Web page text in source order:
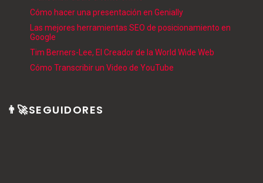
Cómo hacer una presentación en Genially
Las mejores herramientas SEO de posicionamiento en
Google
Tim Berners-Lee, El Creador de la World Wide Web
Cómo Transcribir un Video de YouTube
👨‍🚀SEGUIDORES